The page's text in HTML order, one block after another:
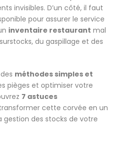
invisibles. D’un côté, il faut
pour assurer le service
inventaire restaurant mal
du gaspillage et des
méthodes simples et
pièges et optimiser votre
7 astuces
cette corvée en un
des stocks de votre